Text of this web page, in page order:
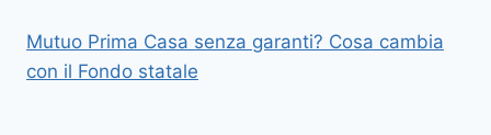
Mutuo Prima Casa senza garanti? Cosa cambia
con il Fondo statale